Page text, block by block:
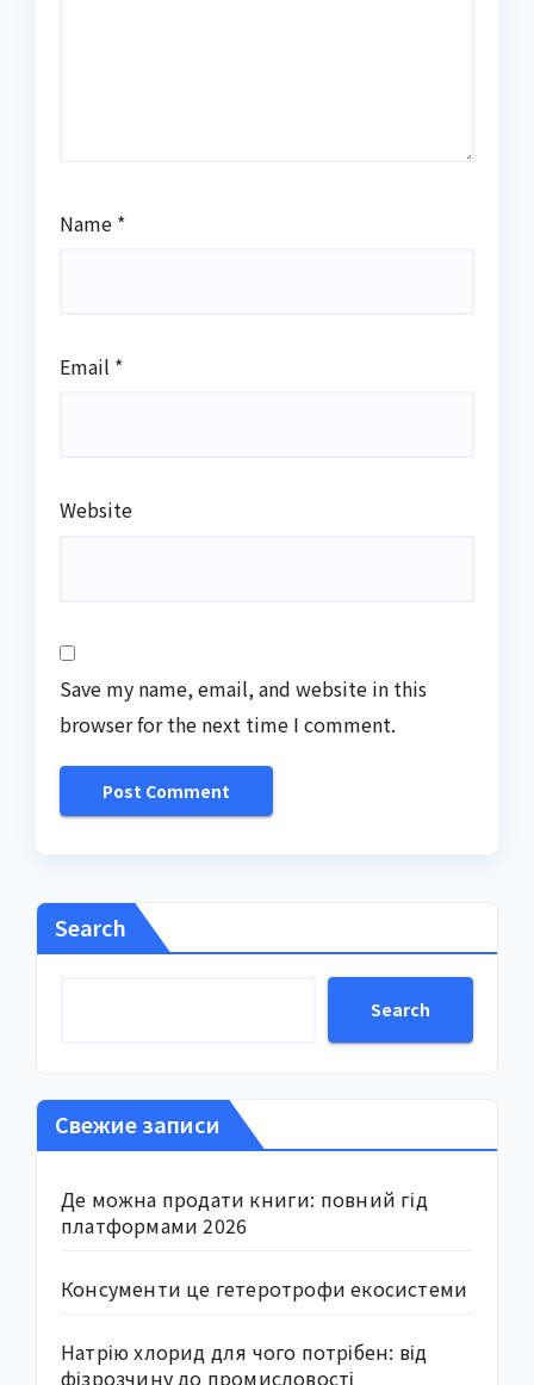
Name *
Email *
Website
Save my name, email, and website in this
browser for the next time I comment.
Search
Search
Свежие записи
Де можна продати книги: повний гід
платформами 2026
Консументи це гетеротрофи екосистеми
Натрію хлорид для чого потрібен: від
фізрозчину до промисловості